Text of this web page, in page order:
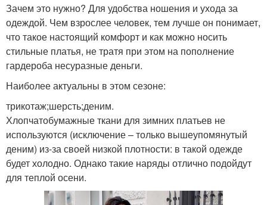
Зачем это нужно? Для удобства ношения и ухода за
одеждой. Чем взрослее человек, тем лучше он понимает,
что такое настоящий комфорт и как можно носить
стильные платья, не тратя при этом на пополнение
гардероба несуразные деньги.
Наиболее актуальны в этом сезоне:
трикотаж;шерсть;деним.
Хлопчатобумажные ткани для зимних платьев не
используются (исключение – только вышеупомянутый
деним) из-за своей низкой плотности: в такой одежде
будет холодно. Однако такие наряды отлично подойдут
для теплой осени.